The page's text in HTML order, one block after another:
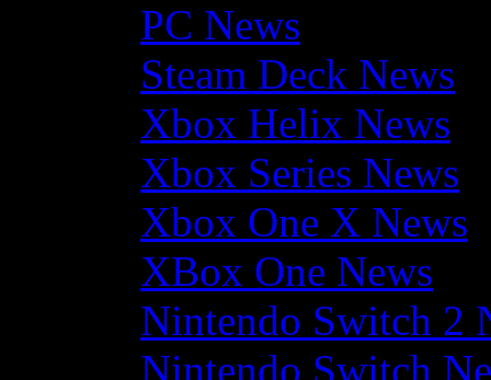
PC News
Steam Deck News
Xbox Helix News
Xbox Series News
Xbox One X News
XBox One News
Nintendo Switch 2
Nintendo Switch